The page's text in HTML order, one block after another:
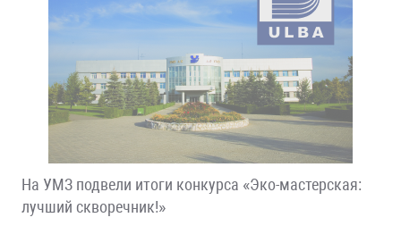
На УМЗ подвели итоги конкурса «Эко-мастерская:
лучший скворечник!»